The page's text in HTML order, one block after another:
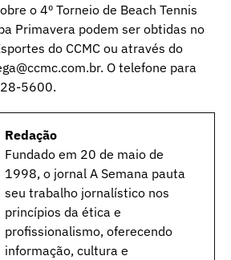
o 4º Torneio de Beach Tennis
Primavera podem ser obtidas no
do CCMC ou através do
O telefone para
5600.
Redação
Fundado em 20 de maio de
1998, o jornal A Semana pauta
seu trabalho jornalístico nos
princípios da ética e
profissionalismo, oferecendo
informação, cultura e